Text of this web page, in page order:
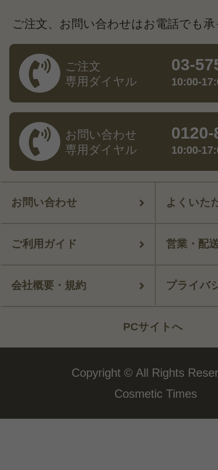
ご注文、お問い合わせはお電話でも
ご注文
専用ダイヤル
03-
10:00-
お問い合わせ
専用ダイヤル
10:00-
お問い合わせ よくいた
ご利用ガイド 営業・配
会社概要・規約 プライバ
PCサイトへ
Copyright © All Rights
Cosmetic Times